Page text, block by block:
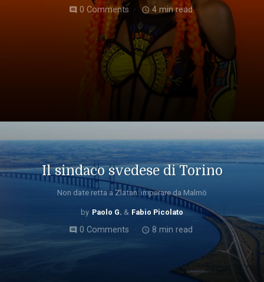
comment 0 Comments access_time 4 min read
Il sindaco svedese di Torino
Non date retta a Zlatan: imparare da Malmö
Paolo G. Fabio Picolato
comment0 Comments access_time 8 min read